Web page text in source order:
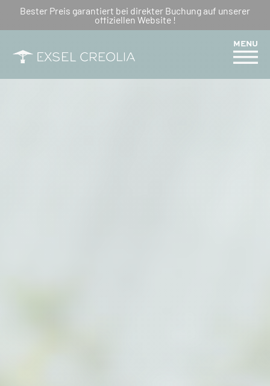
Bester Preis garantiert bei direkter Buchung auf unserer
offiziellen Website !
MENU
VERANSTALTUNGEN, DIE SIE
AUF LA RÉUNION NICHT